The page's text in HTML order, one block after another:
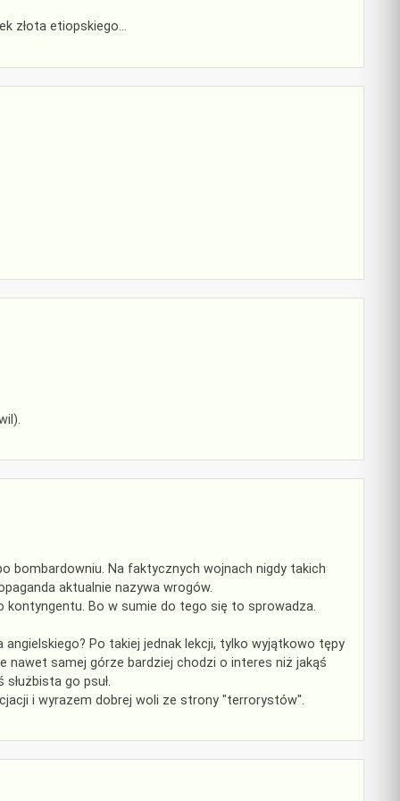
złota etiopskiego…
bombardowniu. Na faktycznych wojnach nigdy takich
aktualnie nazywa wrogów.
kontyngentu. Bo w sumie do tego się to sprowadza.
Po takiej jednak lekcji, tylko wyjątkowo tępy
nawet samej górze bardziej chodzi o interes niż jakąś
go psuł.
i wyrazem dobrej woli ze strony "terrorystów".